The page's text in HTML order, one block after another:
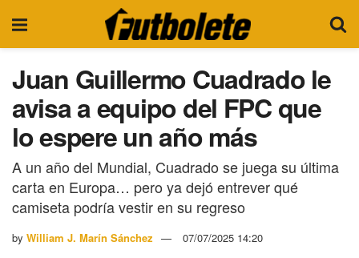
Juan Guillermo Cuadrado le
avisa a equipo del FPC que
lo espere un año más
A un año del Mundial, Cuadrado se juega su última
carta en Europa… pero ya dejó entrever qué
camiseta podría vestir en su regreso
by William J. Marín Sánchez 07/07/2025 14:20